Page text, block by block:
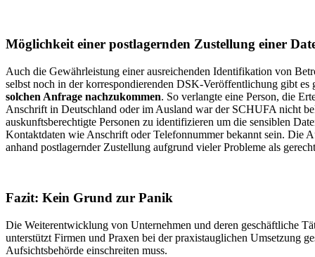
Möglichkeit einer postlagernden Zustellung einer
Auch die Gewährleistung einer ausreichenden Identifikation von
selbst noch in der korrespondierenden DSK-Veröffentlichung gibt
solchen Anfrage nachzukommen. So verlangte eine Person, die
Anschrift in Deutschland oder im Ausland war der SCHUFA nicht
auskunftsberechtigte Personen zu identifizieren um die sensiblen
Kontaktdaten wie Anschrift oder Telefonnummer bekannt sein. Die
anhand postlagernder Zustellung aufgrund vieler Probleme als
Fazit: Kein Grund zur Panik
Die Weiterentwicklung von Unternehmen und deren geschäftliche
unterstützt Firmen und Praxen bei der praxistauglichen Umsetzung
Aufsichtsbehörde einschreiten muss.